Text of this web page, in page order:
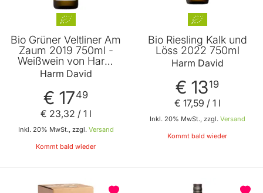
Bio Grüner Veltliner Am
Zaum 2019 750ml -
Weißwein von Harm
David
Harm David
€ 1749
Inkl. 20% MwSt., zzgl. Versand
€ 23,32 / 1 l
Kommt bald wieder
Bio Riesling Kalk und
Löss 2022 750ml
Harm David
€ 1319
Inkl. 20% MwSt., zzgl. Versand
€ 17,59 / 1 l
Kommt bald wieder